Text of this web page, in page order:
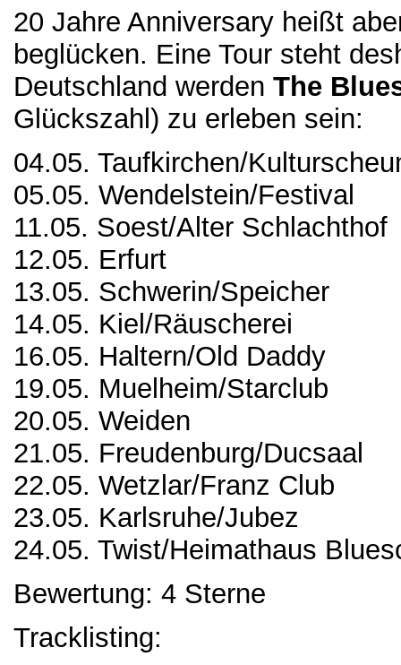
20 Jahre Anniversary heißt
beglücken. Eine Tour steht
Deutschland werden The
Glückszahl) zu erleben sein:
04.05. Taufkirchen/
05.05. Wendelstein/Festival
11.05. Soest/Alter Schlachthof
12.05. Erfurt
13.05. Schwerin/Speicher
14.05. Kiel/Räuscherei
16.05. Haltern/Old Daddy
19.05. Muelheim/Starclub
20.05. Weiden
21.05. Freudenburg/Ducsaal
22.05. Wetzlar/Franz Club
23.05. Karlsruhe/Jubez
24.05. Twist/Heimathaus
Bewertung: 4 Sterne
Tracklisting: